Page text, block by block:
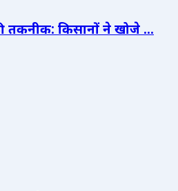
तकनीक: किसानों ने खोजे ...